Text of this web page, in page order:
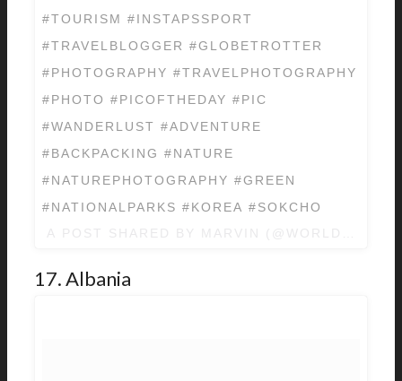
#TOURISM #INSTAPSSPORT
#TRAVELBLOGGER #GLOBETROTTER
#PHOTOGRAPHY #TRAVELPHOTOGRAPHY
#PHOTO #PICOFTHEDAY #PIC
#WANDERLUST #ADVENTURE
#BACKPACKING #NATURE
#NATUREPHOTOGRAPHY #GREEN
#NATIONALPARKS #KOREA #SOKCHO
17. Albania